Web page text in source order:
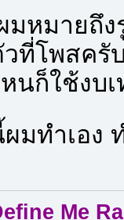
มหมายถึ
ที่โพสครั
นก็ใช้งบ
มทำเอง
Me